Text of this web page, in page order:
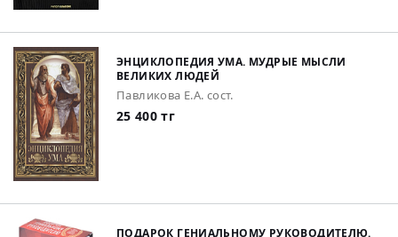
ЭНЦИКЛОПЕДИЯ УМА. МУДРЫЕ МЫСЛИ
ВЕЛИКИХ ЛЮДЕЙ
Павликова Е.А. сост.
25 400 тг
ПОДАРОК ГЕНИАЛЬНОМУ РУКОВОДИТЕЛЮ.